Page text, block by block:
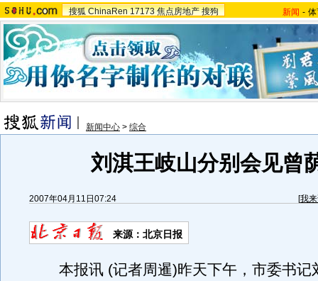
搜狐 ChinaRen 17173 焦点房地产 搜狗 新闻 -
新闻中心 > 综合
刘淇王岐山分别会见曾
2007年04月11日07:24 [我
来源：北京日报
本报讯 (记者周暹)昨天下午，市委书记